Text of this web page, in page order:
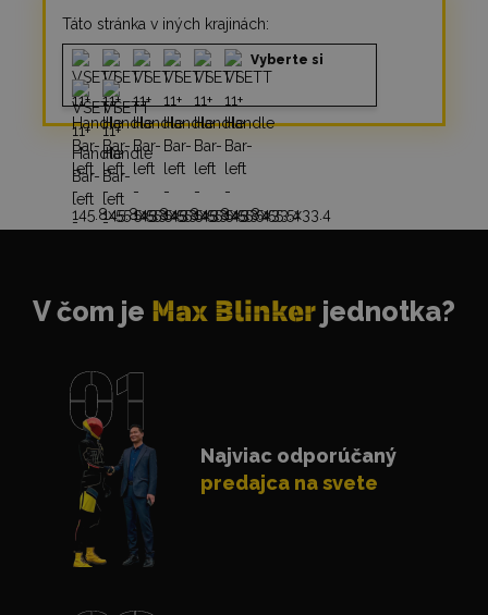
Táto stránka v iných krajinách:
Vyberte si
V čom je Max Blinker jednotka?
Najviac odporúčaný
predajca na svete